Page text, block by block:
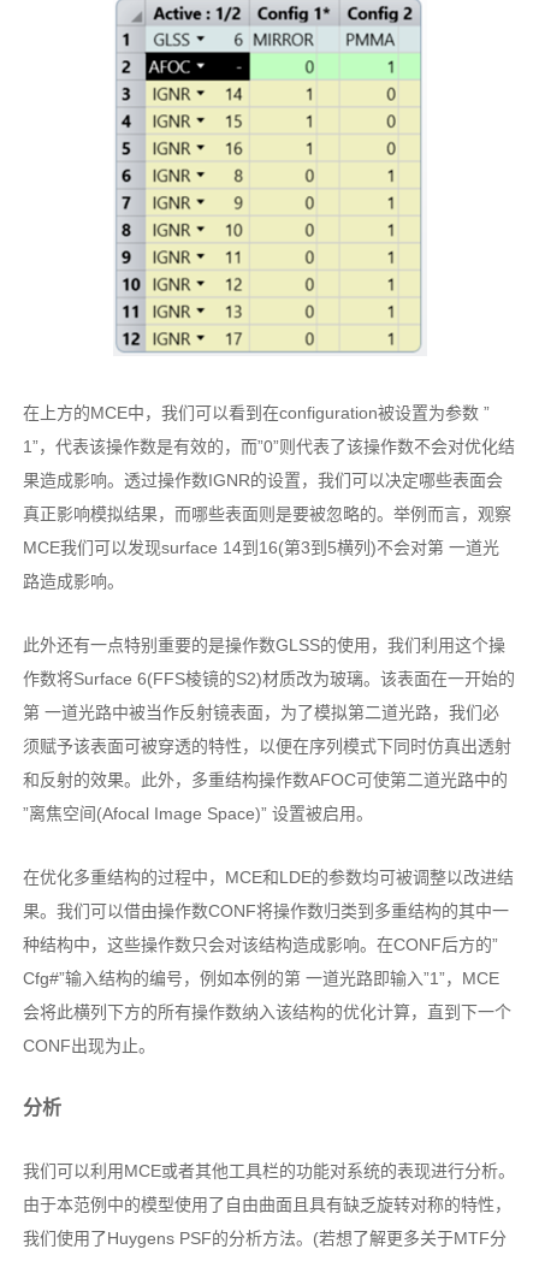
在上方的MCE中，我们可以看到在configuration被设置为参数 ”
1”，代表该操作数是有效的，而”0”则代表了该操作数不会对优化结
果造成影响。透过操作数IGNR的设置，我们可以决定哪些表面会
真正影响模拟结果，而哪些表面则是要被忽略的。举例而言，观察
MCE我们可以发现surface 14到16(第3到5横列)不会对第 一道光
路造成影响。
此外还有一点特别重要的是操作数GLSS的使用，我们利用这个操
作数将Surface 6(FFS棱镜的S2)材质改为玻璃。该表面在一开始的
第 一道光路中被当作反射镜表面，为了模拟第二道光路，我们必
须赋予该表面可被穿透的特性，以便在序列模式下同时仿真出透射
和反射的效果。此外，多重结构操作数AFOC可使第二道光路中的
”离焦空间(Afocal Image Space)” 设置被启用。
在优化多重结构的过程中，MCE和LDE的参数均可被调整以改进结
果。我们可以借由操作数CONF将操作数归类到多重结构的其中一
种结构中，这些操作数只会对该结构造成影响。在CONF后方的”
Cfg#”输入结构的编号，例如本例的第 一道光路即输入”1”，MCE
会将此横列下方的所有操作数纳入该结构的优化计算，直到下一个
CONF出现为止。
分析
我们可以利用MCE或者其他工具栏的功能对系统的表现进行分析。
由于本范例中的模型使用了自由曲面且具有缺乏旋转对称的特性，
我们使用了Huygens PSF的分析方法。(若想了解更多关于MTF分